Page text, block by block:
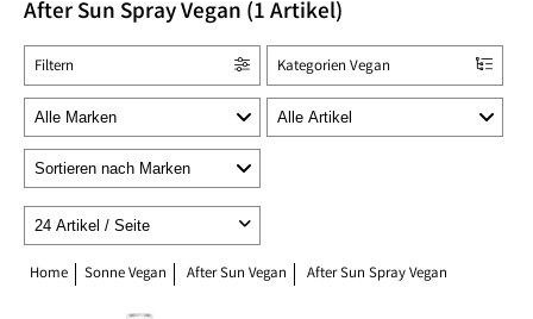
After Sun Spray Vegan (1 Artikel)
Kategorien Vegan
Filtern
Home Sonne Vegan After Sun Vegan After Sun Spray Vegan